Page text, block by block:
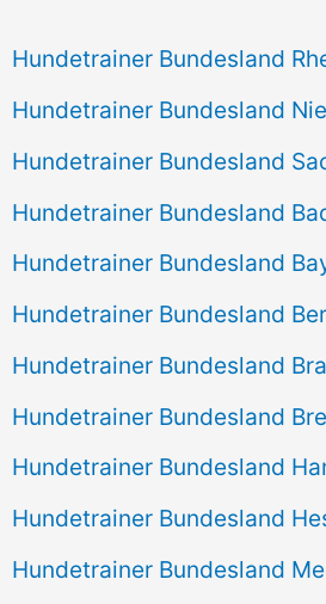
Hundetrainer Bundesland
Hundetrainer Bundesland
Hundetrainer Bundesland
Hundetrainer Bundesland
Hundetrainer Bundesland
Hundetrainer Bundesland
Hundetrainer Bundesland
Hundetrainer Bundesland
Hundetrainer Bundesland
Hundetrainer Bundesland
Hundetrainer Bundesland